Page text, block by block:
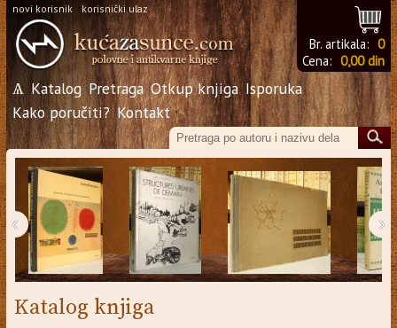
novi korisnik korisnički ulaz
Br. artikala: 0
Cena: 0,00 din
Ѧ Katalog Pretraga Otkup knjiga Isporuka
Kako poručiti? Kontakt
‹ ›
Katalog knjiga